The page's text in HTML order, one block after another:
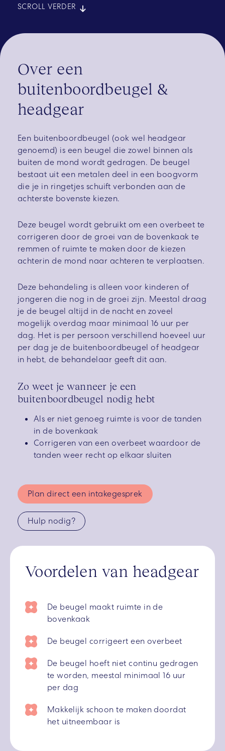
SCROLL VERDER
Over een
buitenboordbeugel &
headgear
Een buitenboordbeugel (ook wel headgear
genoemd) is een beugel die zowel binnen als
buiten de mond wordt gedragen. De beugel
bestaat uit een metalen deel in een boogvorm
die je in ringetjes schuift verbonden aan de
achterste bovenste kiezen.
Deze beugel wordt gebruikt om een overbeet te
corrigeren door de groei van de bovenkaak te
remmen of ruimte te maken door de kiezen
achterin de mond naar achteren te verplaatsen.
Deze behandeling is alleen voor kinderen of
jongeren die nog in de groei zijn. Meestal draag
je de beugel altijd in de nacht en zoveel
mogelijk overdag maar minimaal 16 uur per
dag. Het is per persoon verschillend hoeveel uur
per dag je de buitenboordbeugel of headgear
in hebt, de behandelaar geeft dit aan.
Zo weet je wanneer je een
buitenboordbeugel nodig hebt
Als er niet genoeg ruimte is voor de tanden
in de bovenkaak
Corrigeren van een overbeet waardoor de
tanden weer recht op elkaar sluiten
Plan direct een intakegesprek
Hulp nodig?
Voordelen van headgear
De beugel maakt ruimte in de
bovenkaak
De beugel corrigeert een overbeet
De beugel hoeft niet continu gedragen
te worden, meestal minimaal 16 uur
per dag
Makkelijk schoon te maken doordat
het uitneembaar is